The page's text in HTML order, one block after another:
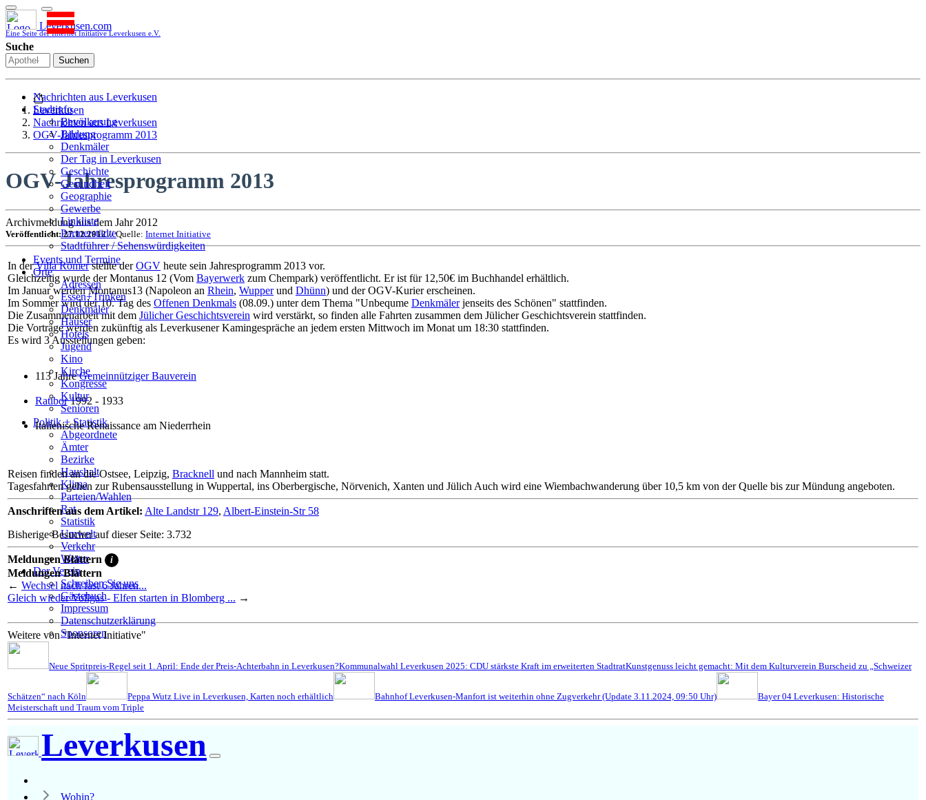
Leverkusen.com
Eine Seite der Internet Initiative Leverkusen e.V.
Suche
Suchen
Nachrichten aus Leverkusen
Stadtinfo
Bevölkerung
Bildung
Denkmäler
Der Tag in Leverkusen
Geschichte
Gesundheit
Geographie
Gewerbe
Linkliste
Partnerstädte
Stadtführer / Sehenswürdigkeiten
Stadtplan
Stadtteile
Sport
Who is who
Wohnen
Events und Termine
Orte
Adressen
Essen+Trinken
Denkmäler
Häuser
Hotels
Jugend
Kino
Kirche
Kongresse
Kultur
Senioren
Stadtführer
Straßen
Politik + Statistik
Abgeordnete
Ämter
Bezirke
Haushalt
Klima
Parteien/Wahlen
Rat
Statistik
Umwelt
Verkehr
Wetter
Der Verein
Schreiben Sie uns
Gästebuch
Impressum
Datenschutzerklärung
Sponsoren
Leverkusen
Nachrichten aus Leverkusen
OGV-Jahresprogramm 2013
OGV-Jahresprogramm 2013
Archivmeldung aus dem Jahr 2012
Veröffentlicht: 27.12.2012// Quelle: Internet Initiative
In derVilla Römerstellte derOGV heute sein Jahresprogramm 2013 vor.
Gleichzeitig wurde der Montanus 12 (Vom Bayerwerk zum Chempark) veröffentlicht. Er ist für 12,50€ im Buchhandel erhältlich.
Im Januar werden Montanus13 (Napoleon an Rhein, Wupperund Dhünn) und der OGV-Kurier erscheinen.
Im Sommer wird der 10. Tag des Offenen Denkmals (08.09.) unter dem Thema "Unbequme Denkmälerjenseits des Schönen" stattfinden.
Die Zusammenarbeit mit dem Jülicher Geschichtsverein wird verstärkt, so finden alle Fahrten zusammen dem Jülicher Geschichtsverein stattfinden.
Die Vorträge werden zukünftig als Leverkusener Kamingespräche an jedem ersten Mittwoch im Monat um 18:30 stattfinden.
Es wird 3 Ausstellungen geben:
113 JahreGemeinnütziger Bauverein
Ratibor1992 - 1933
Italienische Renaissance am Niederrhein
Reisen finden an die Ostsee, Leipzig, Bracknell und nach Mannheim statt.
Tagesfahrten gehen zur Rubensausstellung in Wuppertal, ins Oberbergische, Nörvenich, Xanten und Jülich Auch wird eine Wiembachwanderung über 10,5 km von der Quelle bis zur Mündung angeboten.
Anschriften aus dem Artikel: Alte Landstr 129, Albert-Einstein-Str 58
Bisherige Besucher auf dieser Seite: 3.732
Meldungen Blättern i
Meldungen Blättern
← Wechsel nach fast 6 Jahren...
Gleich wieder Vollgas - Elfen starten in Blomberg ... →
Weitere von "Internet Initiative"
Neue Spritpreis-Regel seit 1. April: Ende der Preis-Achterbahn in Leverkusen?Kommunalwahl Leverkusen 2025: CDU stärkste Kraft im erweiterten StadtratKunstgenuss leicht gemacht: Mit dem Kulturverein Burscheid zu „Schweizer
Schätzen“ nach Köln Peppa Wutz Live in Leverkusen, Karten noch erhältlich Bahnhof Leverkusen-Manfort ist weiterhin ohne Zugverkehr (Update 3.11.2024, 09:50 Uhr)
Bayer 04 Leverkusen: Historische
Meisterschaft und Traum vom Triple
Leverkusen
Wohin?